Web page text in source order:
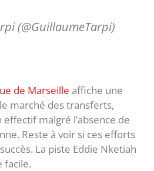
(@GuillaumeTarpi)
de Marseille affiche une
marché des transferts,
malgré l’absence de
Reste à voir si ces efforts
La piste Eddie Nketiah
facile.